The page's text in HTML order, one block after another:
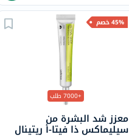
45% خصم
+7000 طلب
معزز شد البشرة من
سيليماكس ذا فيتا-أ ريتينال